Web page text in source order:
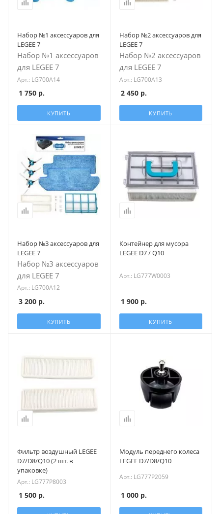
Набор №1 аксессуаров для
LEGEE 7
Набор №1 аксессуаров
для LEGEE 7
Арт.: LG700A14
1 750 р.
КУПИТЬ
Набор №2 аксессуаров для
LEGEE 7
Набор №2 аксессуаров
для LEGEE 7
Арт.: LG700A13
2 450р.
КУПИТЬ
Набор №3 аксессуаров для
LEGEE 7
Набор №3 аксессуаров
для LEGEE 7
Арт.: LG700A12
3 200 р.
КУПИТЬ
Контейнер для мусора
LEGEE D7 / Q10
Арт.: LG777W0003
1 900р.
КУПИТЬ
Фильтр воздушный LEGEE
D7/D8/Q10 (2 шт. в
упаковке)
Арт.: LG777P8003
1 500 р.
Модуль переднего колеса
LEGEE D7/D8/Q10
Арт.: LG777P2059
1 000р.